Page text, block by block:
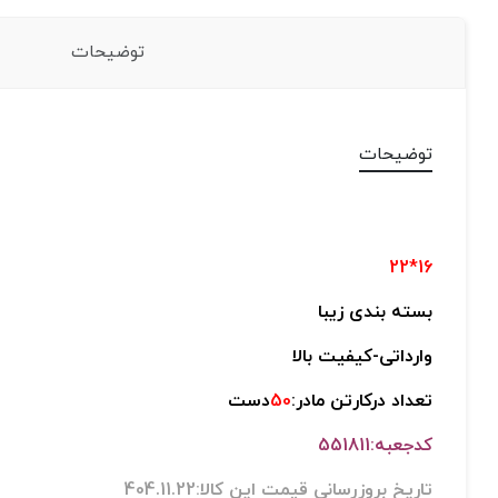
توضیحات
توضیحات
16*22
بسته بندی زیبا
وارداتی-کیفیت بالا
تعداد درکارتن مادر:50دست
کدجعبه:551811
تاریخ بروزرسانی قیمت این کالا:404.11.22